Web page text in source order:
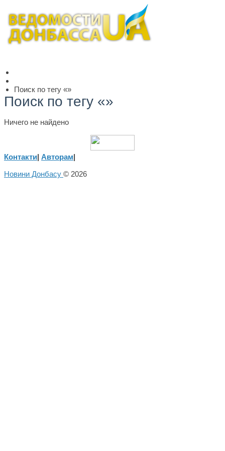
Поиск по тегу «»
Поиск по тегу «»
Ничего не найдено
Контакти| Авторам|
Новини Донбасу © 2026